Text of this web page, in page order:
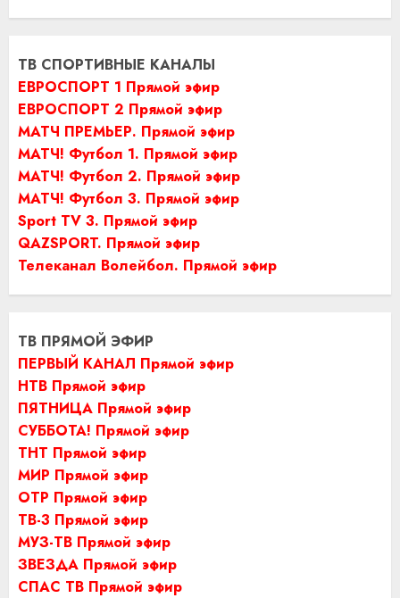
ТВ СПОРТИВНЫЕ КАНАЛЫ
ЕВРОСПОРТ 1 Прямой эфир
ЕВРОСПОРТ 2 Прямой эфир
МАТЧ ПРЕМЬЕР. Прямой эфир
МАТЧ! Футбол 1. Прямой эфир
МАТЧ! Футбол 2. Прямой эфир
МАТЧ! Футбол 3. Прямой эфир
Sport TV 3. Прямой эфир
QAZSPORT. Прямой эфир
Телеканал Волейбол. Прямой эфир
ТВ ПРЯМОЙ ЭФИР
ПЕРВЫЙ КАНАЛ Прямой эфир
НТВ Прямой эфир
ПЯТНИЦА Прямой эфир
СУББОТА! Прямой эфир
ТНТ Прямой эфир
МИР Прямой эфир
ОТР Прямой эфир
ТВ-3 Прямой эфир
МУЗ-ТВ Прямой эфир
ЗВЕЗДА Прямой эфир
СПАС ТВ Прямой эфир